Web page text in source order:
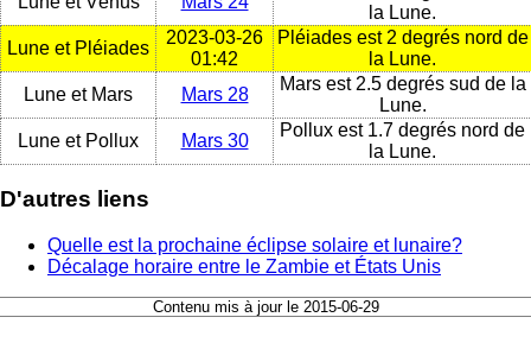
la Lune.
Lune et Pléiades
2023-03-26
01:42
Pléiades est 2 degrés nord de
la Lune.
Lune et Mars
Mars 28
Mars est 2.5 degrés sud de la
Lune.
Lune et Pollux
Mars 30
Pollux est 1.7 degrés nord de
la Lune.
D'autres liens
Quelle est la prochaine éclipse solaire et lunaire?
Décalage horaire entre le Zambie et États Unis
Contenu mis à jour le 2015-06-29